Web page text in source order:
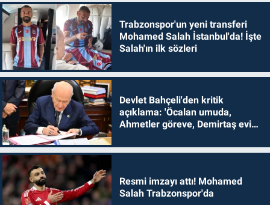
Trabzonspor'un yeni transferi
Mohamed Salah İstanbul'da! İşte
Salah'ın ilk sözleri
Devlet Bahçeli'den kritik
açıklama: 'Öcalan umuda,
Ahmetler göreve, Demirtaş evine
Resmi imzayı attı! Mohamed
Salah Trabzonspor'da